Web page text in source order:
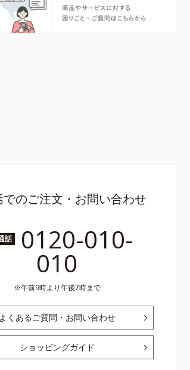
でのご注文・お問い合わせ
話 0120-010-
010
午前9時より午後7時まで
よくあるご質問・お問い合わせ
ショッピングガイド